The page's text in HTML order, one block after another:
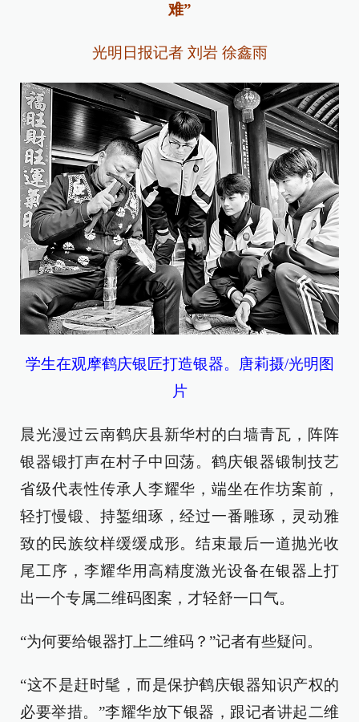
难”
光明日报记者 刘岩 徐鑫雨
学生在观摩鹤庆银匠打造银器。唐莉摄/光明图
片
晨光漫过云南鹤庆县新华村的白墙青瓦，阵阵
银器锻打声在村子中回荡。鹤庆银器锻制技艺
省级代表性传承人李耀华，端坐在作坊案前，
轻打慢锻、持錾细琢，经过一番雕琢，灵动雅
致的民族纹样缓缓成形。结束最后一道抛光收
尾工序，李耀华用高精度激光设备在银器上打
出一个专属二维码图案，才轻舒一口气。
“为何要给银器打上二维码？”记者有些疑问。
“这不是赶时髦，而是保护鹤庆银器知识产权的
必要举措。”李耀华放下银器，跟记者讲起二维